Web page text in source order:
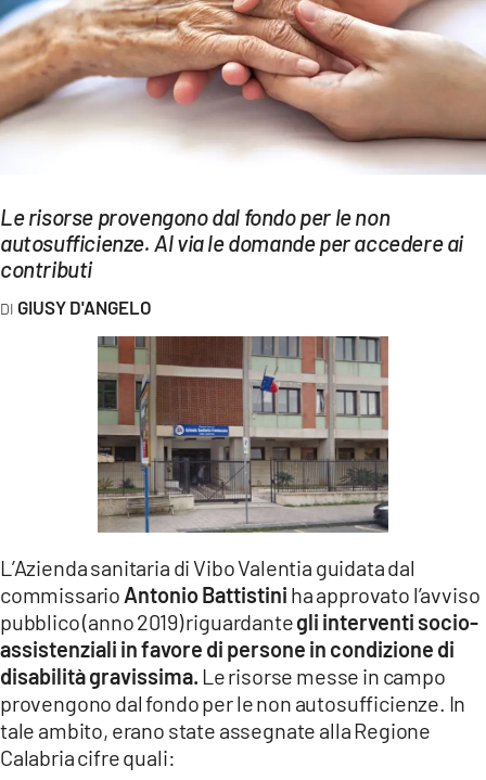
EVENTI
SPORT
Streaming
LAC NETWORK
LAC ONAIR
LACPLAY.IT
LACONAIR.IT
LACITYMAG.IT
ILREGGINO.IT
COSENZACHANNEL.IT
ILVIBONESE.IT
CATANZAROCHANNEL.IT
LACAPITALENEWS.IT
Le risorse provengono dal fondo per le non
autosufficienze. Al via le domande per accedere ai
contributi
GIUSY D'ANGELO
L’Azienda sanitaria di Vibo Valentia guidata dal
commissario Antonio Battistini ha approvato l’avviso
pubblico (anno 2019) riguardantegli interventi socio-
assistenziali in favore di persone in condizione di
disabilità gravissima. Le risorse messe in campo
provengono dal fondo per le non autosufficienze. In
tale ambito, erano state assegnate alla Regione
Calabria cifre quali: